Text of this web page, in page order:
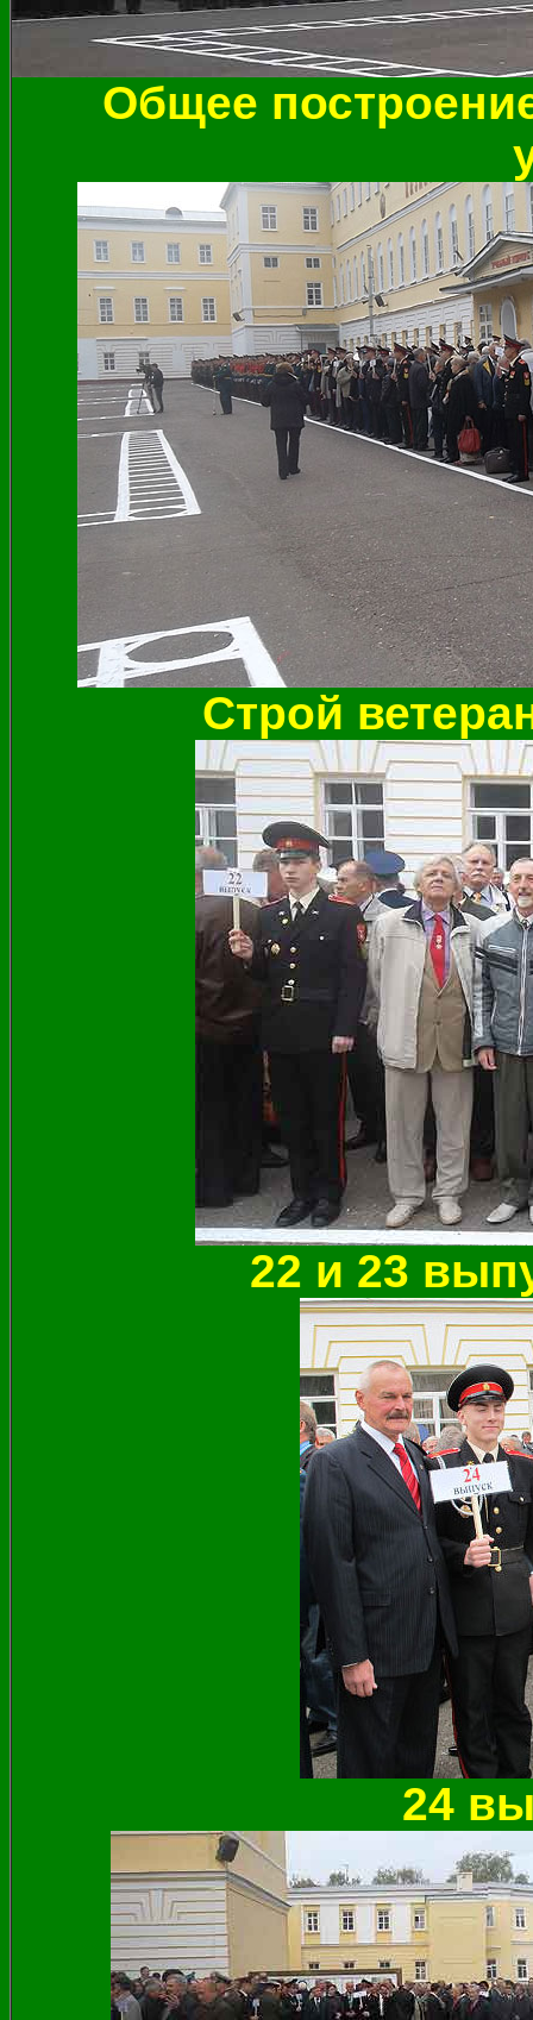
Общее
Строй
22 и 23
24